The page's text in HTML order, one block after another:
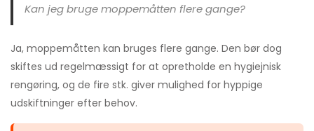
Kan jeg bruge moppemåtten flere gange?
Ja, moppemåtten kan bruges flere gange. Den bør dog
skiftes ud regelmæssigt for at opretholde en hygiejnisk
rengøring, og de fire stk. giver mulighed for hyppige
udskiftninger efter behov.